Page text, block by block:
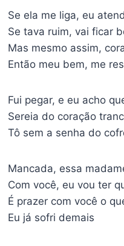
Se ela me liga, eu
Se tava ruim, vai ficar
Mas mesmo assim,
Então meu bem, me
Fui pegar, e eu acho
Sereia do coração
Tô sem a senha do
Mancada, essa
Com você, eu vou ter
É prazer com você o
Eu já sofri demais